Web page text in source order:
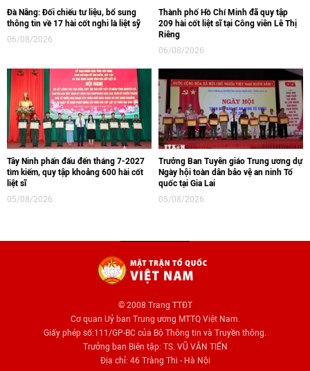
Đà Nẵng: Đối chiếu tư liệu, bổ sung
thông tin về 17 hài cốt nghi là liệt sỹ
06/08/2026
Thành phố Hồ Chí Minh đã quy tập
209 hài cốt liệt sĩ tại Công viên Lê Thị
Riêng
06/08/2026
Tây Ninh phấn đấu đến tháng 7-2027
tìm kiếm, quy tập khoảng 600 hài cốt
liệt sĩ
05/08/2026
Trưởng Ban Tuyên giáo Trung ương dự
Ngày hội toàn dân bảo vệ an ninh Tổ
quốc tại Gia Lai
05/08/2026
© 2008 Trang TTĐT
Cơ quan Uỷ ban Trung ương MTTQ Việt Nam.
Giấy phép số:111/GP-BC của Bộ Thông tin và Truyền thông.
Trưởng ban Biên tập: TS. VŨ VĂN TIẾN
Địa chỉ: 46 Tràng Thi - Hà Nội